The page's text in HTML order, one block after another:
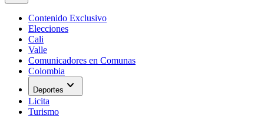
Contenido Exclusivo
Elecciones
Cali
Valle
Comunicadores en Comunas
Colombia
Deportes expand_more
Licita
Turismo